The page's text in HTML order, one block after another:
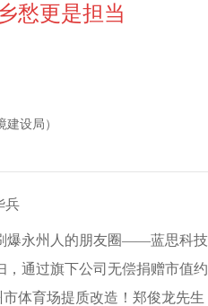
愁更是担当
设局）
兵
爆永州人的朋友圈——蓝思科技
，通过旗下公司无偿捐赠市值约
体育场提质改造！郑俊龙先生